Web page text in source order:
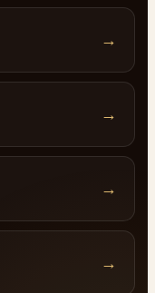
→
→
→
→